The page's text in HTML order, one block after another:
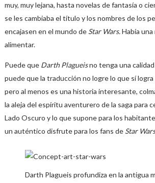
muy, muy lejana, hasta novelas de fantasía o
se les cambiaba el título y los nombres de los
encajasen en el mundo de Star Wars.Había una
alimentar.
Puede que Darth Plagueisno tenga una
puede que la traducción no logre lo que sí
pero al menos es una historia interesante,
la aleja del espíritu aventurero de la saga para
Lado Oscuro y lo que supone para los
un auténtico disfrute para los fans deStar
Darth Plagueis profundiza en la antigua